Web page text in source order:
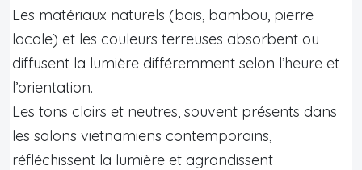
Les matériaux naturels (bois, bambou, pierre
locale) et les couleurs terreuses absorbent ou
diffusent la lumière différemment selon l’heure et
l’orientation.
Les tons clairs et neutres, souvent présents dans
les salons vietnamiens contemporains,
réfléchissent la lumière et agrandissent